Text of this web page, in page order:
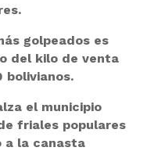
golpeados es
del kilo de venta
bolivianos.
el municipio
friales populares
a la canasta